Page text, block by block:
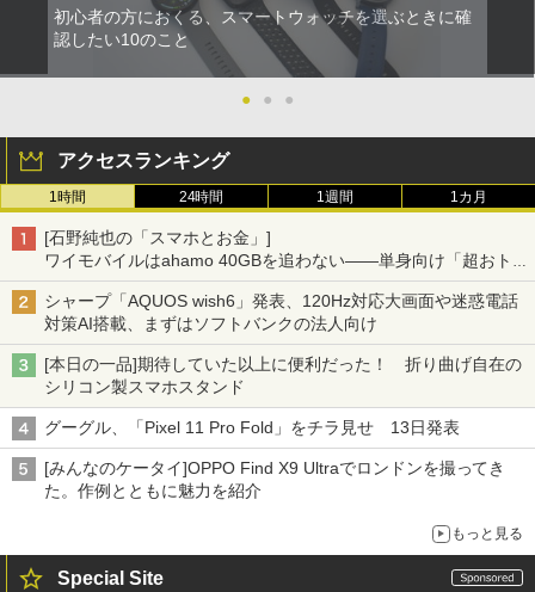
初心者の方におくる、スマートウォッチを選ぶときに確
認したい10のこと
● ● ●
アクセスランキング
1時間 24時間 1週間 1カ月
[石野純也の「スマホとお金」]
ワイモバイルはahamo 40GBを追わない――単身向け「超おトク
割」の安さと1年限定の注意点
シャープ「AQUOS wish6」発表、120Hz対応大画面や迷惑電話
対策AI搭載、まずはソフトバンクの法人向け
[本日の一品]期待していた以上に便利だった！ 折り曲げ自在の
シリコン製スマホスタンド
グーグル、「Pixel 11 Pro Fold」をチラ見せ 13日発表
[みんなのケータイ]OPPO Find X9 Ultraでロンドンを撮ってき
た。作例とともに魅力を紹介
もっと見る
Special Site